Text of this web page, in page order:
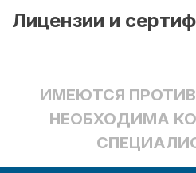
Лицензии и
ИМЕЮТСЯ
НЕОБХОДИМА